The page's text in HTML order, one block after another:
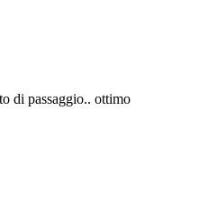
di passaggio.. ottimo